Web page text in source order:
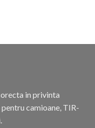
in privinta
camioane, TIR-